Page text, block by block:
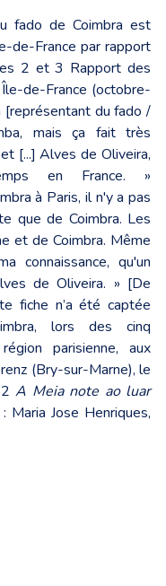
fado de Coimbra est
de-France par rapport
2 et 3 Rapport des
de-France (octobre-
du fado /
mais ça fait très
[...] Alves de Oliveira,
en France. »
à Paris, il n'y a pas
que de Coimbra. Les
et de Coimbra. Même
connaissance, qu'un
de Oliveira. » [De
fiche n’a été captée
lors des cinq
parisienne, aux
(Bry-sur-Marne), le
A Meia note ao luar
Maria Jose Henriques,